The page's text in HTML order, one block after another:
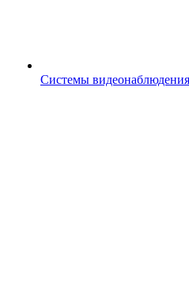
Системы видеонаблюдения